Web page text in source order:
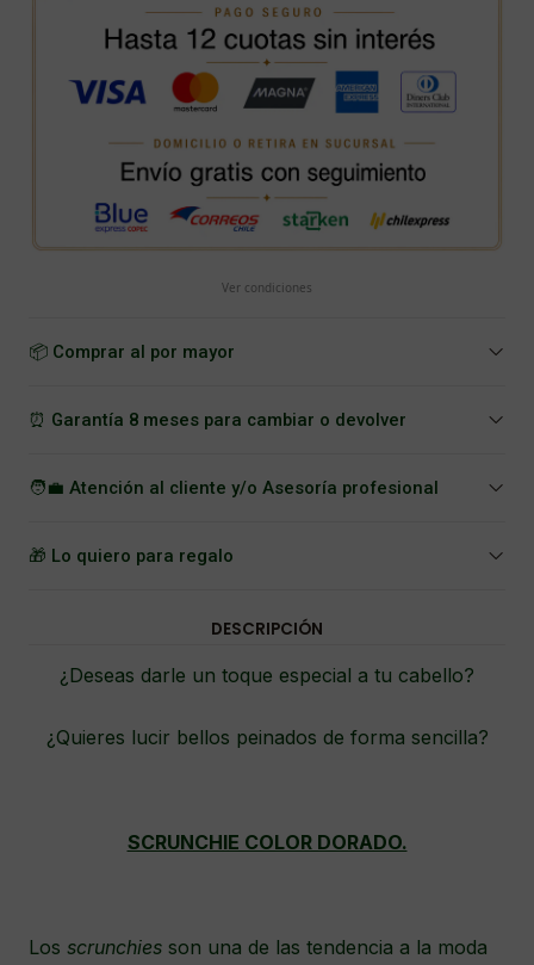
Ver condiciones
📦 Comprar al por mayor
⏰ Garantía 8 meses para cambiar o devolver
🧑‍💼 Atención al cliente y/o Asesoría profesional
🎁 Lo quiero para regalo
DESCRIPCIÓN
¿Deseas darle un toque especial a tu cabello?
¿Quieres lucir bellos peinados de forma sencilla?
SCRUNCHIE COLOR DORADO.
Los scrunchies son una de las tendencia a la moda